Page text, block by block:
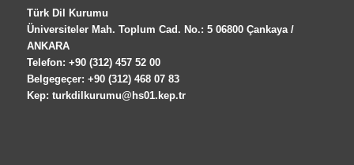
Türk Dil Kurumu
Üniversiteler Mah. Toplum Cad. No.: 5 06800 Çankaya /
ANKARA
Telefon: +90 (312) 457 52 00
Belgegeçer: +90 (312) 468 07 83
Kep: turkdilkurumu@hs01.kep.tr